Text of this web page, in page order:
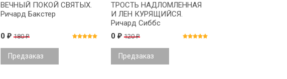
ВЕЧНЫЙ ПОКОЙ СВЯТЫХ.
Ричард Бакстер
0 ₽ 180₽
Предзаказ
ТРОСТЬ НАДЛОМЛЕННАЯ
И ЛЕН КУРЯЩИЙСЯ.
Ричард Сиббс
0 ₽ 120₽
Предзаказ